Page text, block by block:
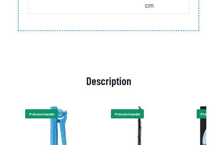
cm
Description
Précommander Précommander